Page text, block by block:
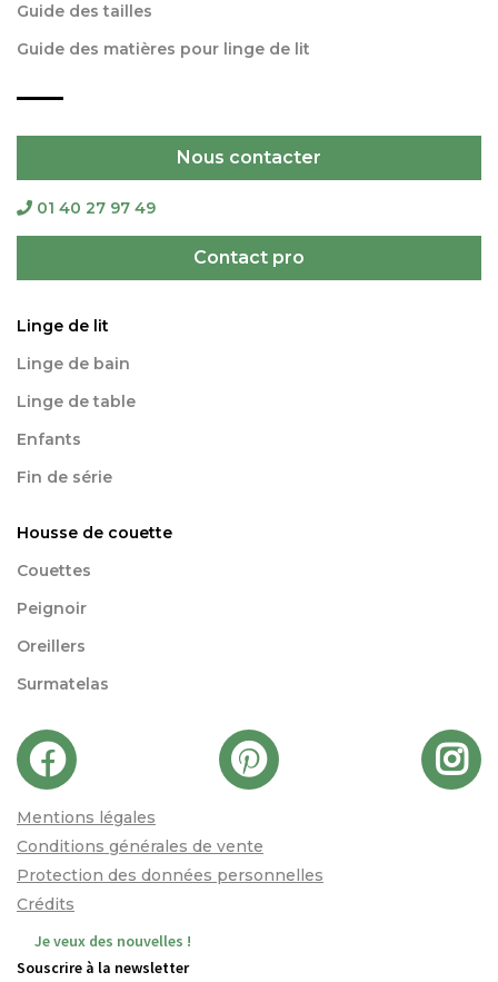
Guide des tailles
Guide des matières pour linge de lit
Nous contacter
01 40 27 97 49
Contact pro
Linge de lit
Linge de bain
Linge de table
Enfants
Fin de série
Housse de couette
Couettes
Peignoir
Oreillers
Surmatelas
Mentions légales
Conditions générales de vente
Protection des données personnelles
Crédits
Je veux des nouvelles !
Souscrire à la newsletter